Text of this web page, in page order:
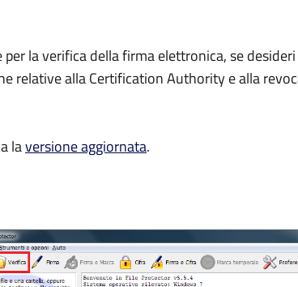
la verifica della firma elettronica, se
relative alla Certification Authority e alla
laversione aggiornata.